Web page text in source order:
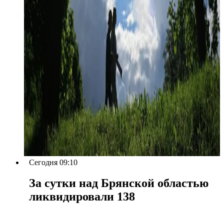
Сегодня 09:10
За сутки над Брянской областью
ликвидировали 138